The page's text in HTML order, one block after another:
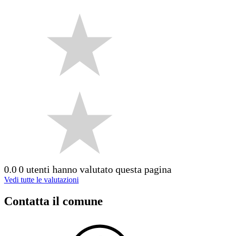
0.00 utenti hanno valutato questa pagina
Vedi tutte le valutazioni
Contatta il comune